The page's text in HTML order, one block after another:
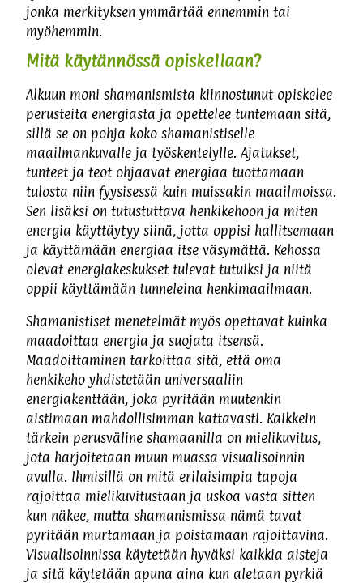
jonka merkityksen ymmärtää ennemmin tai
myöhemmin.
Mitä käytännössä opiskellaan?
Alkuun moni shamanismista kiinnostunut opiskelee
perusteita energiasta ja opettelee tuntemaan sitä,
sillä se on pohja koko shamanistiselle
maailmankuvalle ja työskentelylle. Ajatukset,
tunteet ja teot ohjaavat energiaa tuottamaan
tulosta niin fyysisessä kuin muissakin maailmoissa.
Sen lisäksi on tutustuttava henkikehoon ja miten
energia käyttäytyy siinä, jotta oppisi hallitsemaan
ja käyttämään energiaa itse väsymättä. Kehossa
olevat energiakeskukset tulevat tutuiksi ja niitä
oppii käyttämään tunneleina henkimaailmaan.
Shamanistiset menetelmät myös opettavat kuinka
maadoittaa energia ja suojata itsensä.
Maadoittaminen tarkoittaa sitä, että oma
henkikeho yhdistetään universaaliin
energiakenttään, joka pyritään muutenkin
aistimaan mahdollisimman kattavasti. Kaikkein
tärkein perusväline shamaanilla on mielikuvitus,
jota harjoitetaan muun muassa visualisoinnin
avulla. Ihmisillä on mitä erilaisimpia tapoja
rajoittaa mielikuvitustaan ja uskoa vasta sitten
kun näkee, mutta shamanismissa nämä tavat
pyritään murtamaan ja poistamaan rajoittavina.
Visualisoinnissa käytetään hyväksi kaikkia aisteja
ja sitä käytetään apuna aina kun aletaan pyrkiä